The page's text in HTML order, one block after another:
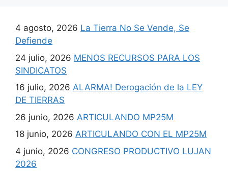
4 agosto, 2026 La Tierra No Se Vende, Se
Defiende
24 julio, 2026 MENOS RECURSOS PARA LOS
SINDICATOS
16 julio, 2026 ALARMA! Derogación de la LEY
DE TIERRAS
26 junio, 2026 ARTICULANDO MP25M
18 junio, 2026 ARTICULANDO CON EL MP25M
4 junio, 2026 CONGRESO PRODUCTIVO LUJAN
2026